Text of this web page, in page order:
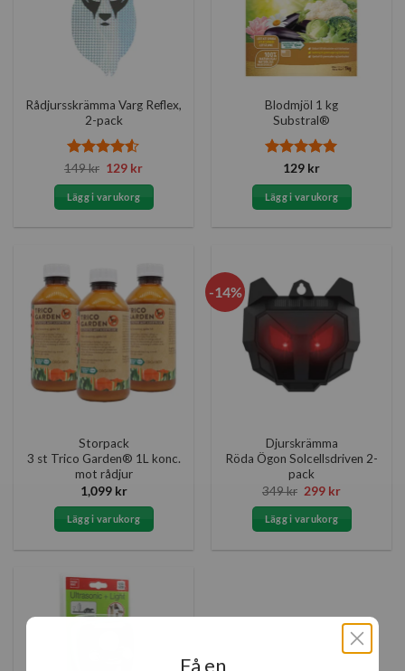
Rådjursskrämma Varg Reflex,
2-pack
Betygsatt
4.5av 5
149kr Det
priset
var:
149 kr.
129 krDet
priset
129 kr.
Lägg i varukorg
Blodmjöl 1 kg
Substral®
Betygsatt
av 5
129 kr
Lägg i varukorg
Storpack
3 st Trico Garden® 1L konc.
mot rådjur
1,099 kr
Lägg i varukorg
-14%
Djurskrämma
Röda Ögon Solcellsdriven 2-
pack
349kr Det
priset
var:
349 kr.
299 krDet
priset
är:
299 kr.
Lägg i varukorg
Få en